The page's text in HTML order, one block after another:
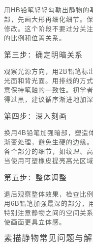
用HB铅笔轻轻勾勒出静物的
部，先画大形再细化细节。
修改。这个阶段不要过分关
的比例和位置关系。
第三步：确定明暗关系
观察光源方向，用2B铅笔标
光面和背光面。用排线的方
意保持笔触的一致性。初学
得过黑，建议循序渐进地加深
第四步：深入刻画
换用4B铅笔加强暗部，塑造
渐变处理，避免生硬的边缘
各个部分的细节，如纹理、
当使用可塑橡皮提亮高光区域
第五步：整体调整
退后观察整体效果，检查比
用6B铅笔加强最深的部分，
特别注意静物之间的空间关
使画面更具立体感。
素描静物常见问题与